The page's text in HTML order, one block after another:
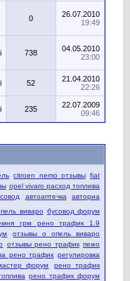
0
26.07.2010
19:49
738
04.05.2010
23:00
52
21.04.2010
22:26
235
22.07.2009
09:46
citroen nemo отзывы fiat
opel vivaro расход топлива
автоаптечка авториа
виваро бусовод форум
грм рено трафик 1.9
отзывы о опель виваро
отзывы рено трафик пежо
рено трафик регулировка
форум
рено трафик
рено трафик форум